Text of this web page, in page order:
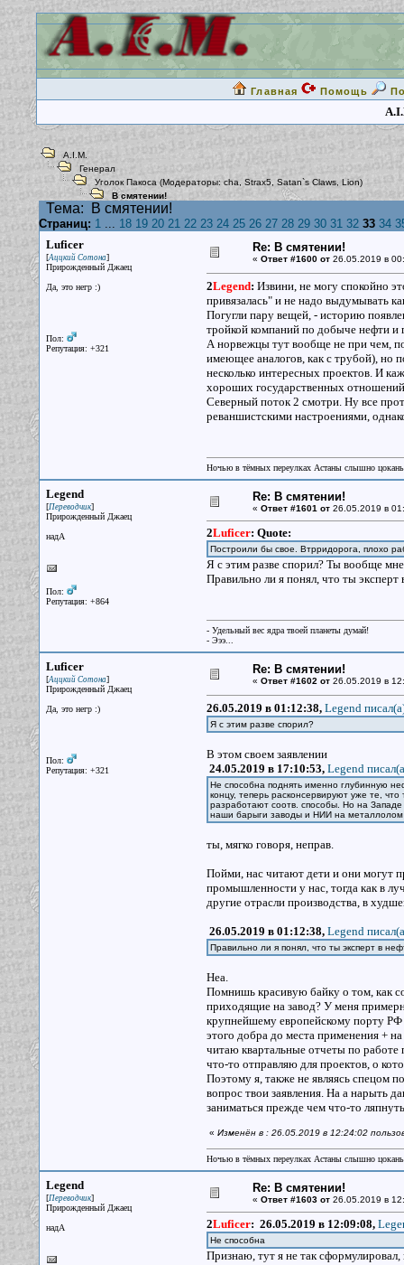
Главная Помощь
A.I.M.
Генерал
Уголок Пакоса (Модераторы:cha Strax5 Satan`s Claws,Lion)
В смятении!
Тема: В смятении!
Страниц: 1... 18 19 20 21 22 23 24 25 26 27 28 29 30 31 32 33 34
Luficer
[Аццкий Сотона]
Прирожденный Джаец
Да, это негр :)
Пол:
Репутация: +321
Re: В смятении!
« Ответ #1600 от26.05.2019 в
2Legend: Извини, не могу спокойно
привязалась" и не надо выдумывать
Погугли пару вещей, - историю
тройкой компаний по добыче нефти и
А норвежцы тут вообще не при чем,
имеющее аналогов, как с трубой), но
несколько интересных проектов. И
хороших государственных
Северный поток 2 смотри. Ну все
реваншистскими настроениями,
Ночью в тёмных переулках Астаны слышно
Legend
[Переводчик]
Прирожденный Джаец
надА
Пол:
Репутация: +864
Re: В смятении!
« Ответ #1601 от26.05.2019 в
2Luficer: Quote:
Построили бы свое. Втрридорога, плохо
Я с этим разве спорил? Ты вообще
Правильно ли я понял, что ты эксперт
- Удельный вес ядра твоей планеты думай!
- Эээ...
Luficer
[Аццкий Сотона]
Прирожденный Джаец
Да, это негр :)
Пол:
Репутация: +321
Re: В смятении!
« Ответ #1602 от26.05.2019 в
26.05.2019 в 01:12:38, Legend
Я с этим разве спорил?
В этом своем заявлении
24.05.2019 в 17:10:53, Legend
Не способна поднять именно глубинную
концу, теперь расконсервируют уже те,
разработают соотв. способы. Но на
наши барыги заводы и НИИ на
ты, мягко говоря, неправ.
Пойми, нас читают дети и они могут
промышленности у нас, тогда как в
другие отрасли производства, в
26.05.2019 в 01:12:38, Legend
Правильно ли я понял, что ты эксперт в
Неа.
Помнишь красивую байку о том, как
приходящие на завод? У меня
крупнейшему европейскому порту РФ
этого добра до места применения +
читаю квартальные отчеты по работе
что-то отправляю для проектов, о
Поэтому я, также не являясь спецом
вопрос твои заявления. На а нарыть
заниматься прежде чем что-то
« Изменён в : 26.05.2019 в 12:24:02
Ночью в тёмных переулках Астаны слышно
Legend
[Переводчик]
Прирожденный Джаец
надА
Re: В смятении!
« Ответ #1603 от26.05.2019 в
2Luficer: 26.05.2019 в 12:09:08,
Не способна
Признаю, тут я не так